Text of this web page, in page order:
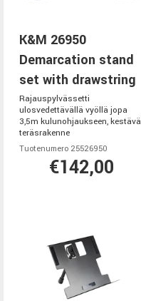
K&M 26950
Demarcation stand
set with drawstring
Rajauspylvässetti
ulosvedettävällä vyöllä jopa
3,5m kulunohjaukseen, kestävä
teräsrakenne
Tuotenumero 25526950
€142,00